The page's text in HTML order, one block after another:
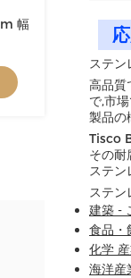
幅
ステン
高品質
で,市
製品の
Tisco
その耐
ステン
ステン
建築 -
食品・
化学
海洋産